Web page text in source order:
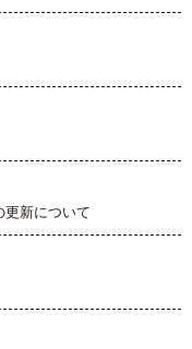
更新について